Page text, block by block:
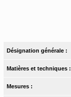
Désignation générale :
Matières et techniques :
Mesures :